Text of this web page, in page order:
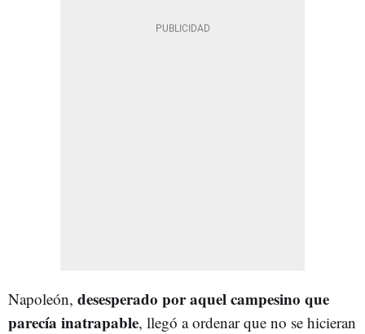
Napoleón, desesperado por aquel campesino que
parecía inatrapable, llegó a ordenar que no se hicieran